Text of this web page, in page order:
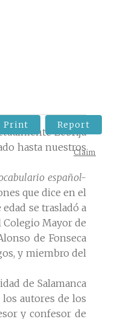
Lebrija
hasta nuestros
español-
que dice en el
se trasladó a
Colegio Mayor de
de Fonseca
y miembro del
de Salamanca
autores de los
y confesor de
Print Report
Claim